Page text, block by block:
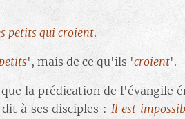
petits qui croient.
petits', mais de ce qu'ils 'croient'.
la prédication de l'évangile
à ses disciples : Il est